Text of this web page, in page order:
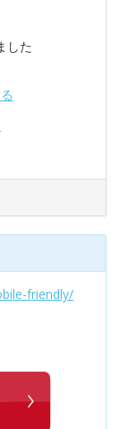
した
friendly/